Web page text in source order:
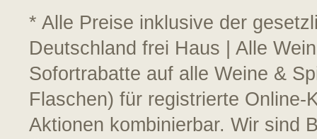
* Alle Preise inklusive der
Deutschland frei Haus | Alle
Sofortrabatte auf alle Weine &
Flaschen) für registrierte
Aktionen kombinierbar. Wir sind